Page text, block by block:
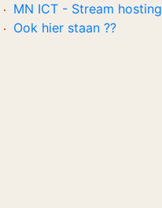
MN ICT - Stream hosting
Ook hier staan ??